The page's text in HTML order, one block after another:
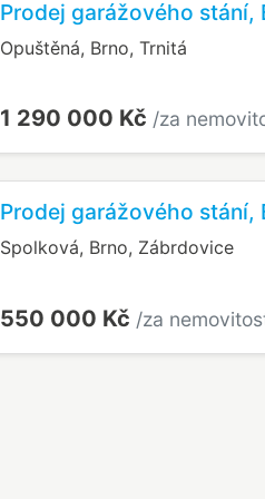
Prodej garážového stání,
Opuštěná, Brno, Trnitá
1 290 000 Kč /za
Prodej garážového stání,
Spolková, Brno, Zábrdovice
550 000 Kč /za